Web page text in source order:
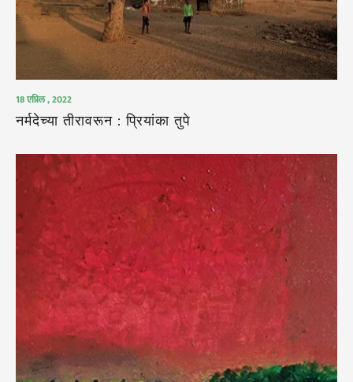
18 एप्रिल , 2022
नर्मदेच्या तीरावरून : प्रियांका तुपे